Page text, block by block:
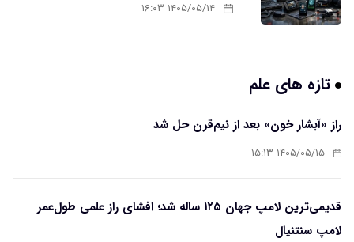
۱۴۰۵/۰۵/۱۴ ۱۶:۰۳
تازه های علم
راز «آبشار خون» بعد از نیم‌قرن حل شد
۱۴۰۵/۰۵/۱۵ ۱۵:۱۳
قدیمی‌ترین لامپ جهان ۱۲۵ ساله شد؛ افشای راز علمی طول‌عمر
لامپ سنتنیال